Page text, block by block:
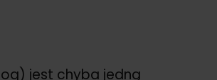
jest chyba jedną